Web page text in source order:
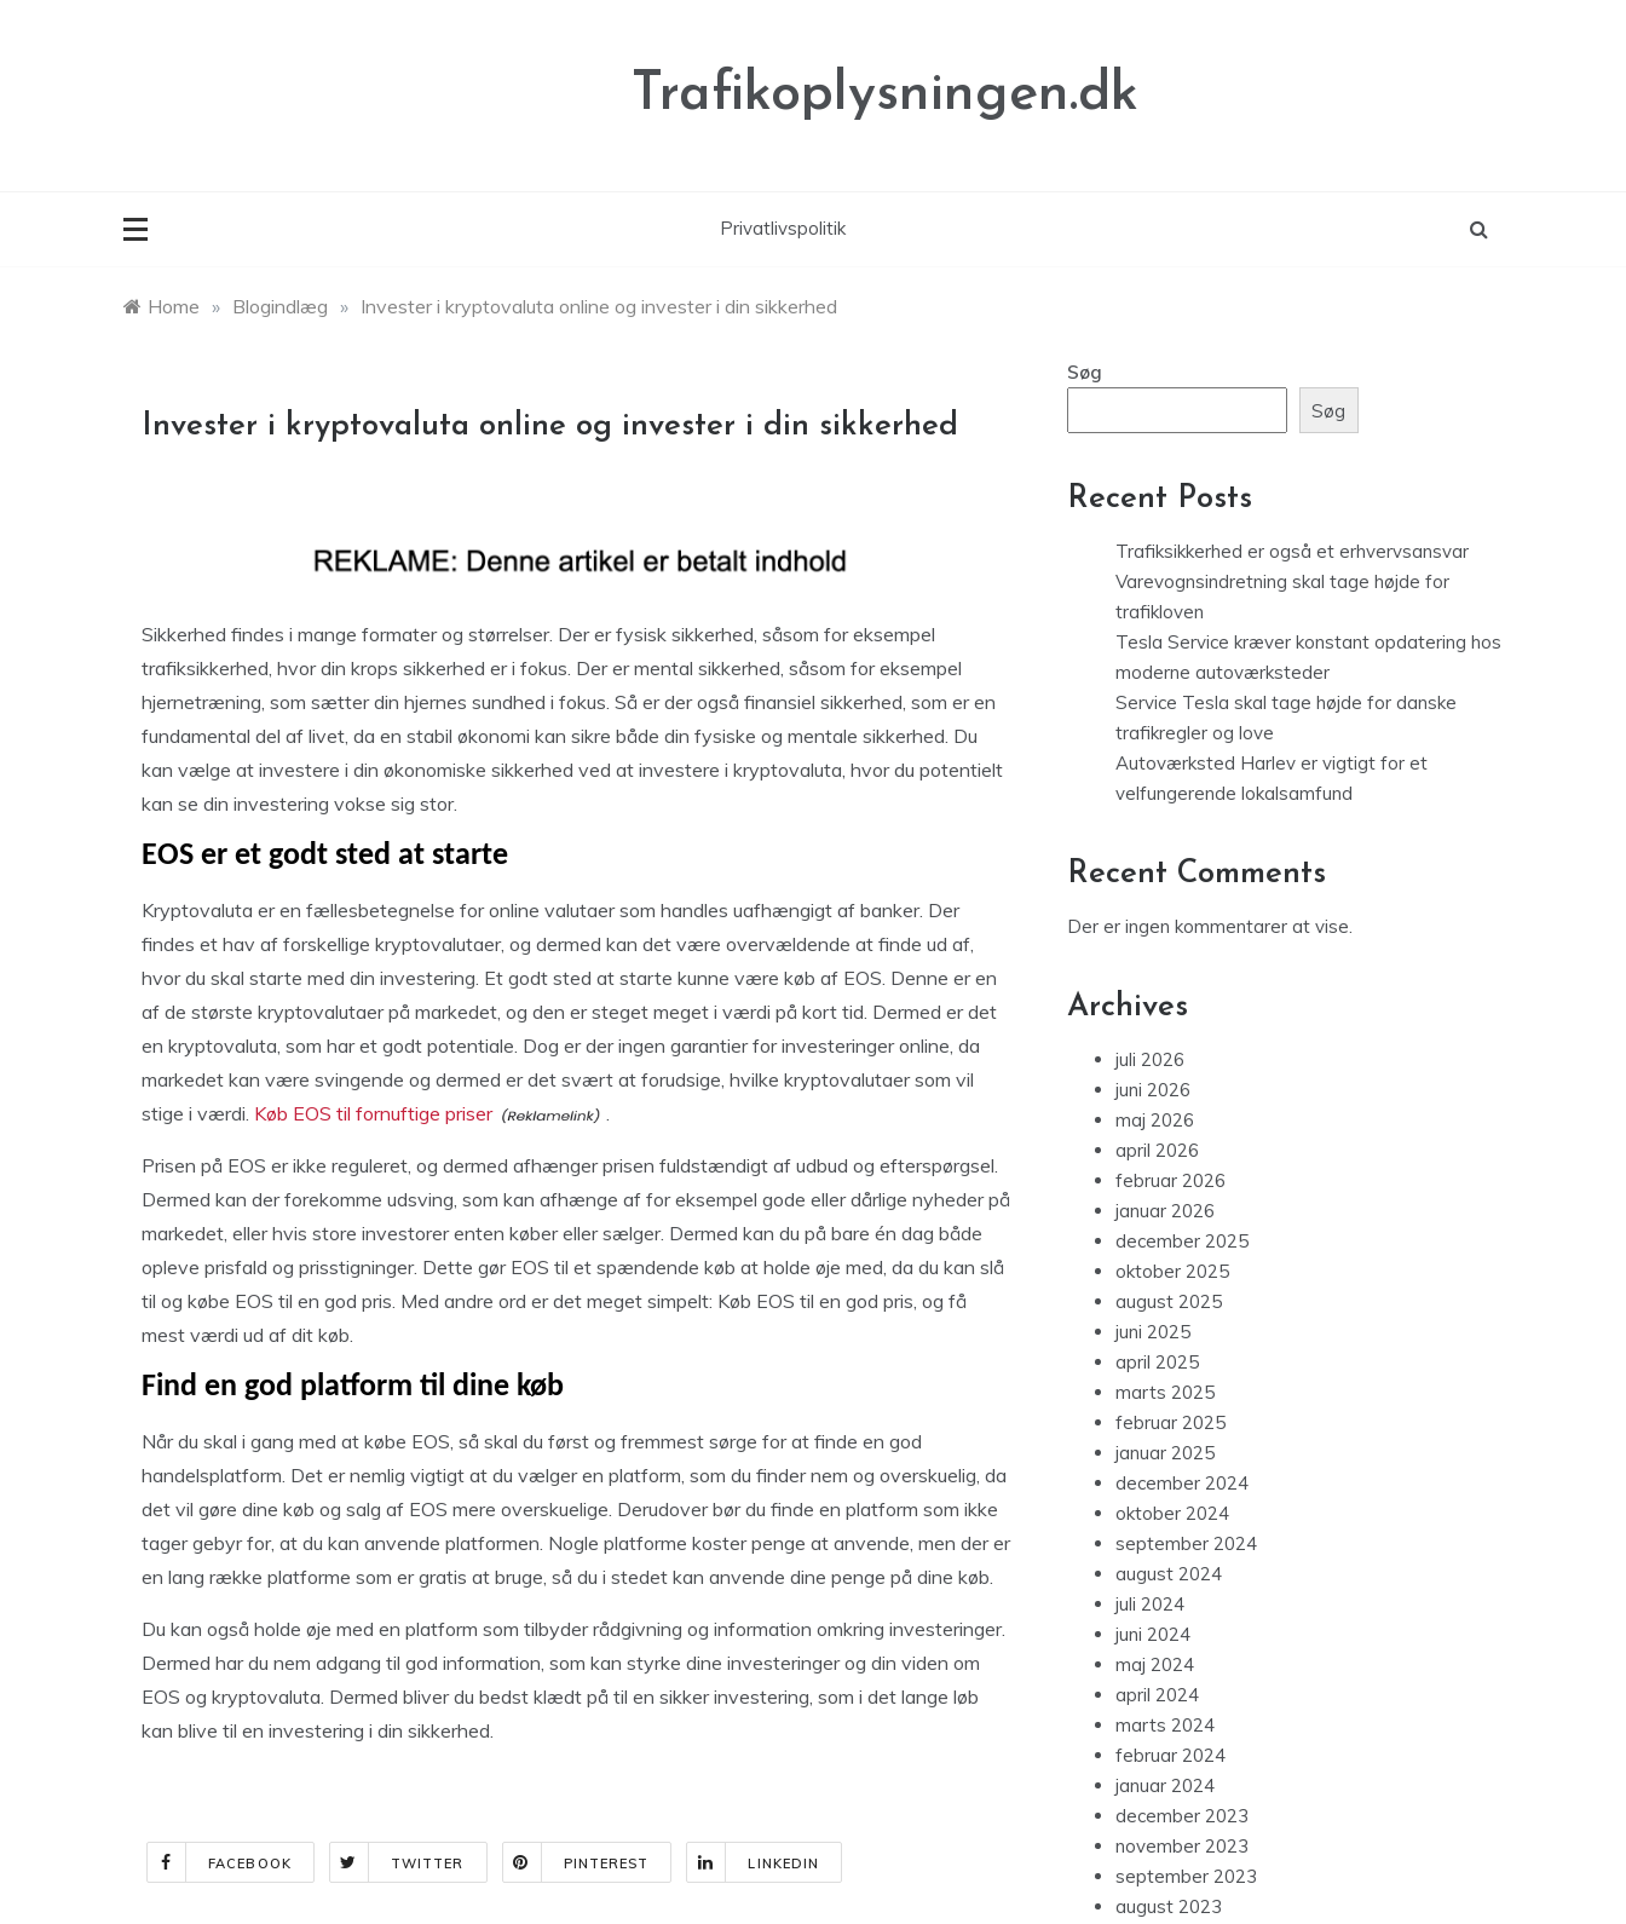
Trafikoplysningen.dk
Privatlivspolitik
Home » Blogindlæg » Invester i kryptovaluta online og invester i din sikkerhed
Invester i kryptovaluta online og invester i din sikkerhed
Sikkerhed findes i mange formater og størrelser. Der er fysisk sikkerhed, såsom for eksempel
trafiksikkerhed, hvor din krops sikkerhed er i fokus. Der er mental sikkerhed, såsom for eksempel
hjernetræning, som sætter din hjernes sundhed i fokus. Så er der også finansiel sikkerhed, som er en
fundamental del af livet, da en stabil økonomi kan sikre både din fysiske og mentale sikkerhed. Du
kan vælge at investere i din økonomiske sikkerhed ved at investere i kryptovaluta, hvor du potentielt
kan se din investering vokse sig stor.
EOS er et godt sted at starte
Kryptovaluta er en fællesbetegnelse for online valutaer som handles uafhængigt af banker. Der
findes et hav af forskellige kryptovalutaer, og dermed kan det være overvældende at finde ud af,
hvor du skal starte med din investering. Et godt sted at starte kunne være køb af EOS. Denne er en
af de største kryptovalutaer på markedet, og den er steget meget i værdi på kort tid. Dermed er det
en kryptovaluta, som har et godt potentiale. Dog er der ingen garantier for investeringer online, da
markedet kan være svingende og dermed er det svært at forudsige, hvilke kryptovalutaer som vil
stige i værdi. Køb EOS til fornuftige priser .
Prisen på EOS er ikke reguleret, og dermed afhænger prisen fuldstændigt af udbud og efterspørgsel.
Dermed kan der forekomme udsving, som kan afhænge af for eksempel gode eller dårlige nyheder på
markedet, eller hvis store investorer enten køber eller sælger. Dermed kan du på bare én dag både
opleve prisfald og prisstigninger. Dette gør EOS til et spændende køb at holde øje med, da du kan slå
til og købe EOS til en god pris. Med andre ord er det meget simpelt: Køb EOS til en god pris, og få
mest værdi ud af dit køb.
Find en god platform til dine køb
Når du skal i gang med at købe EOS, så skal du først og fremmest sørge for at finde en god
handelsplatform. Det er nemlig vigtigt at du vælger en platform, som du finder nem og overskuelig, da
det vil gøre dine køb og salg af EOS mere overskuelige. Derudover bør du finde en platform som ikke
tager gebyr for, at du kan anvende platformen. Nogle platforme koster penge at anvende, men der er
en lang række platforme som er gratis at bruge, så du i stedet kan anvende dine penge på dine køb.
Du kan også holde øje med en platform som tilbyder rådgivning og information omkring investeringer.
Dermed har du nem adgang til god information, som kan styrke dine investeringer og din viden om
EOS og kryptovaluta. Dermed bliver du bedst klædt på til en sikker investering, som i det lange løb
kan blive til en investering i din sikkerhed.
FACEBOOK TWITTER PINTEREST LINKEDIN
Søg
Søg
Recent Posts
Trafiksikkerhed er også et erhvervsansvar
Varevognsindretning skal tage højde for
trafikloven
Tesla Service kræver konstant opdatering hos
moderne autoværksteder
Service Tesla skal tage højde for danske
trafikregler og love
Autoværksted Harlev er vigtigt for et
velfungerende lokalsamfund
Recent Comments
Der er ingen kommentarer at vise.
Archives
juli 2026
juni 2026
maj 2026
april 2026
februar 2026
januar 2026
december 2025
oktober 2025
august 2025
juni 2025
april 2025
marts 2025
februar 2025
januar 2025
december 2024
oktober 2024
september 2024
august 2024
juli 2024
juni 2024
maj 2024
april 2024
marts 2024
februar 2024
januar 2024
december 2023
november 2023
september 2023
august 2023